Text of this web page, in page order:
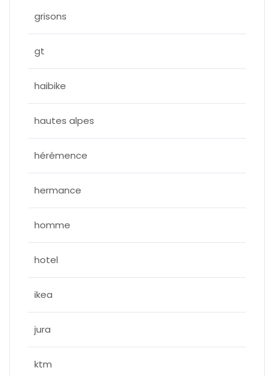
grisons
gt
haibike
hautes alpes
hérémence
hermance
homme
hotel
ikea
jura
ktm